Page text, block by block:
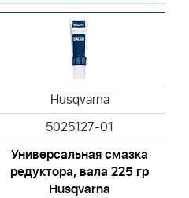
Husqvarna
Husqvarna
Husqvarna
Husqvarna
Husqvarna
Husqvarna
Husqvarna
Husqvarna
Husqvarna
Husqvarna
5025127-01
Универсальная смазка
редуктора, вала 225 гр
Husqvarna